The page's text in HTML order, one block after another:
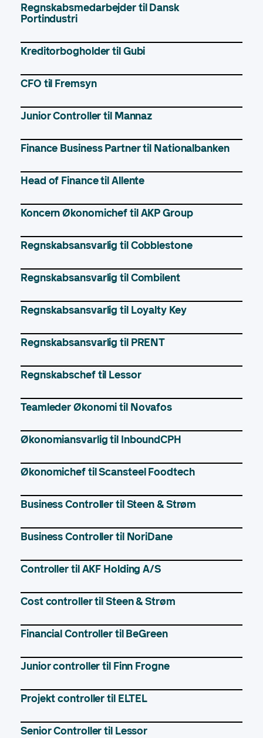
Regnskabsmedarbejder til Dansk
Portindustri
Kreditorbogholder til Gubi
CFO til Fremsyn
Junior Controller til Mannaz
Finance Business Partner til Nationalbanken
Head of Finance til Allente
Koncern Økonomichef til AKP Group
Regnskabsansvarlig til Cobblestone
Regnskabsansvarlig til Combilent
Regnskabsansvarlig til Loyalty Key
Regnskabsansvarlig til PRENT
Regnskabschef til Lessor
Teamleder Økonomi til Novafos
Økonomiansvarlig til InboundCPH
Økonomichef til Scansteel Foodtech
Business Controller til Steen & Strøm
Business Controller til NoriDane
Controller til AKF Holding A/S
Cost controller til Steen & Strøm
Financial Controller til BeGreen
Junior controller til Finn Frogne
Projekt controller til ELTEL
Senior Controller til Lessor